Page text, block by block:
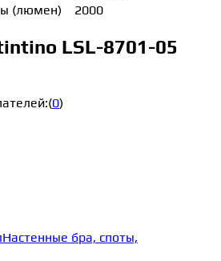
(люмен)
2000
LSL-8701-05
(0)
Настенные бра, споты,